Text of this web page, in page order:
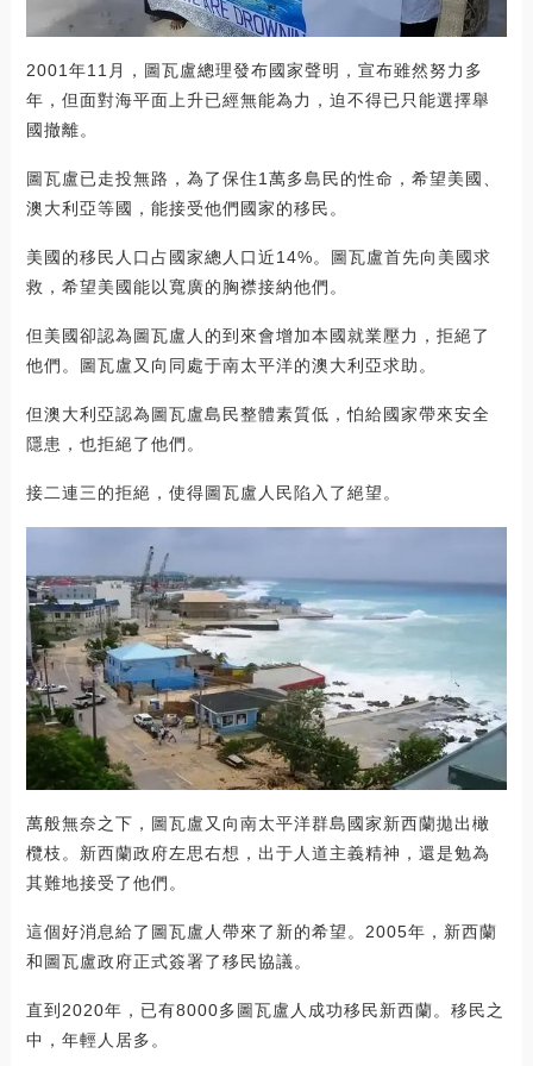
2001年11月，圖瓦盧總理發布國家聲明，宣布雖然努力多
年，但面對海平面上升已經無能為力，迫不得已只能選擇舉
國撤離。
圖瓦盧已走投無路，為了保住1萬多島民的性命，希望美國、
澳大利亞等國，能接受他們國家的移民。
美國的移民人口占國家總人口近14%。圖瓦盧首先向美國求
救，希望美國能以寬廣的胸襟接納他們。
但美國卻認為圖瓦盧人的到來會增加本國就業壓力，拒絕了
他們。圖瓦盧又向同處于南太平洋的澳大利亞求助。
但澳大利亞認為圖瓦盧島民整體素質低，怕給國家帶來安全
隱患，也拒絕了他們。
接二連三的拒絕，使得圖瓦盧人民陷入了絕望。
萬般無奈之下，圖瓦盧又向南太平洋群島國家新西蘭拋出橄
欖枝。新西蘭政府左思右想，出于人道主義精神，還是勉為
其難地接受了他們。
這個好消息給了圖瓦盧人帶來了新的希望。2005年，新西蘭
和圖瓦盧政府正式簽署了移民協議。
直到2020年，已有8000多圖瓦盧人成功移民新西蘭。移民之
中，年輕人居多。